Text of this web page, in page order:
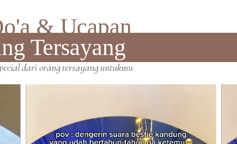
& Ucapan
Tersayang
dari orang tersayang untukmu